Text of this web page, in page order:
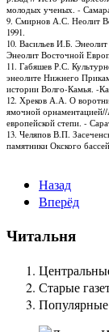
молодых ученых. -
9. Смирнов А.С. Неолит
1991.
10. Васильев И.Б.
Энеолит Восточной
11. Габяшев Р.С.
энеолите Нижнего
истории Волго-Камья. -
12. Хреков А.А. О
ямочной
европейской степи. -
13. Челяпов В.П.
памятники Окского
Назад
Вперёд
Читальня
Старые
Популярные